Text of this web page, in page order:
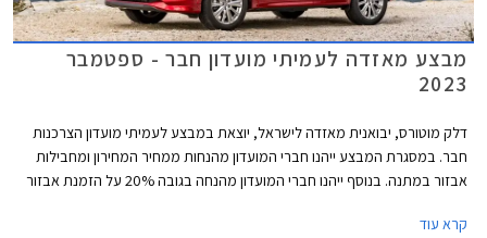
מבצע מאזדה לעמיתי מועדון חבר - ספטמבר
2023
דלק מוטורס, יבואנית מאזדה לישראל, יוצאת במבצע לעמיתי מועדון הצרכנות
חבר. במסגרת המבצע ייהנו חברי המועדון מהנחות ממחיר המחירון ומחבילות
אבזור במתנה. בנוסף ייהנו חברי המועדון מהנחה בגובה 20% על הזמנת אבזור
קרא עוד